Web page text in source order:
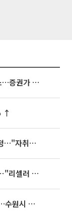
'불안과 기대 사이' 널뛰는 SK하이닉스…증권가 "HBM4·LTA 기반 펀터멘털 견고"
↑
'나혼산' 류혜영, 고경표와 16년산 우정…"자취방서 부모님과 마주쳐"
'차쥐뿔' 이준영, 포켓몬 카드 열혈 팬⋯"리셀러 처단할 것"
이재준 시장 "정전, 시민안전과 직결"…수원시 비상대응체계 가동